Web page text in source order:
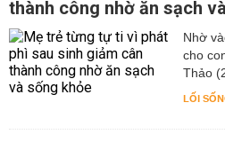
thành công nhờ ăn sạch
Nhờ
cho
Thảo
LỐI